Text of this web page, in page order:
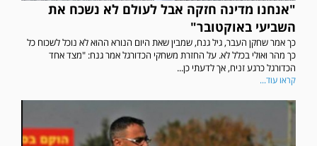
"אנחנו מדינה חזקה אבל לעולם לא נשכח את
השביעי באוקטובר"
כך אמר שחקן העבר, גיל גנח, שמבין שאת היום הנורא ההוא לא נוכל לשכוח כל
כך מהר ואולי בכלל לא. על החזרת משחקי הכדורגל אמר גנח: "מצד אחד
הכדורגל כרגע זניח, אך לדעתי כן...
קראו עוד...